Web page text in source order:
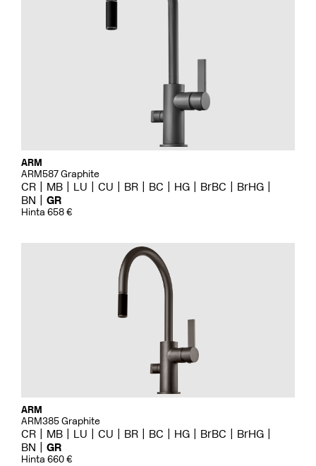
ARM
ARM587 Graphite
CR MB LU CU BR BC HG BrBC
BrHG
BN
GR
Hinta 658 €
ARM
ARM385 Graphite
CR MB LU CU BR BC HG BrBC
BrHG
BN
GR
Hinta 660 €